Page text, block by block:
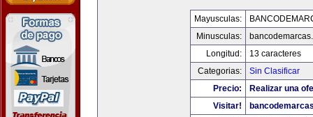
Mayusculas:
Minusculas:
Longitud:
13 caracteres
Categorias:
Sin Clasificar
Precio:
Realizar una
Visitar!